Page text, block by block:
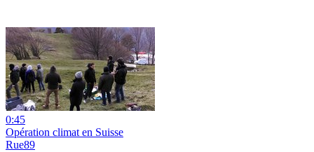
0:45
Opération climat en Suisse
Rue89